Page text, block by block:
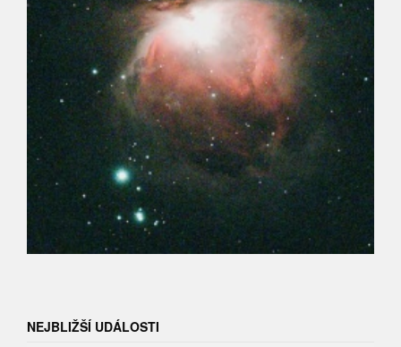
NEJBLIŽŠÍ UDÁLOSTI